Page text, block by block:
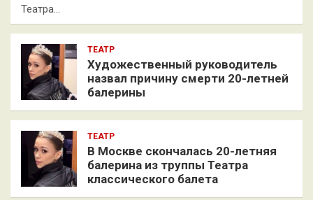
Театра…
ТЕАТР
Художественный руководитель
назвал причину смерти 20-летней
балерины
ТЕАТР
В Москве скончалась 20-летняя
балерина из труппы Театра
классического балета